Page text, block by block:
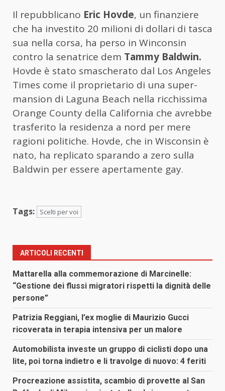
Il repubblicano Eric Hovde, un finanziere
che ha investito 20 milioni di dollari di tasca
sua nella corsa, ha perso in Winconsin
contro la senatrice dem Tammy Baldwin.
Hovde è stato smascherato dal Los Angeles
Times come il proprietario di una super-
mansion di Laguna Beach nella ricchissima
Orange County della California che avrebbe
trasferito la residenza a nord per mere
ragioni politiche. Hovde, che in Wisconsin è
nato, ha replicato sparando a zero sulla
Baldwin per essere apertamente gay.
Tags: Scelti per voi
ARTICOLI RECENTI
Mattarella alla commemorazione di Marcinelle:
“Gestione dei flussi migratori rispetti la dignità delle
persone”
Patrizia Reggiani, l’ex moglie di Maurizio Gucci
ricoverata in terapia intensiva per un malore
Automobilista investe un gruppo di ciclisti dopo una
lite, poi torna indietro e li travolge di nuovo: 4 feriti
Procreazione assistita, scambio di provette al San